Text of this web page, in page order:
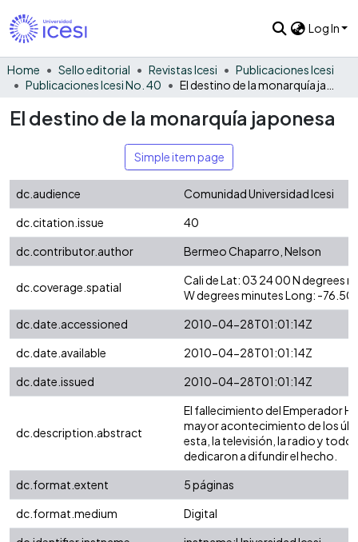
Log In
Home Sello editorial Revistas Icesi
Publicaciones Icesi
Publicaciones Icesi No. 40
El destino de la monarquía japonesa
Simple item page
dc.audience
Comunidad Universidad Icesi
dc.citation.issue
40
dc.contributor.author
Bermeo Chaparro, Nelson
dc.coverage.spatial
Cali de Lat: 03 24 00 N degrees
W degrees minutes Long: -
dc.date.accessioned
2010-04-28T01:01:14Z
dc.date.available
2010-04-28T01:01:14Z
dc.date.issued
2010-04-28T01:01:14Z
dc.description.abstract
El fallecimiento del Emperador
mayor acontecimiento de los
esta, la televisión, la radio y
dedicaron a difundir el hecho.
dc.format.extent
5 páginas
dc.format.medium
Digital